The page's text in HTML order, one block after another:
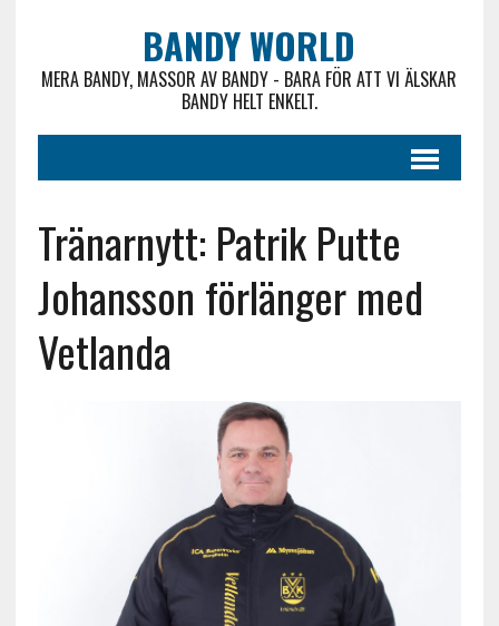
BANDY WORLD
MERA BANDY, MASSOR AV BANDY - BARA FÖR ATT VI ÄLSKAR
BANDY HELT ENKELT.
Tränarnytt: Patrik Putte
Johansson förlänger med
Vetlanda